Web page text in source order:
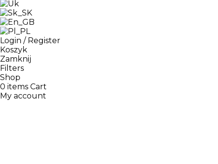
Login / Register
Koszyk
Zamknij
Filters
Shop
0 items Cart
My account